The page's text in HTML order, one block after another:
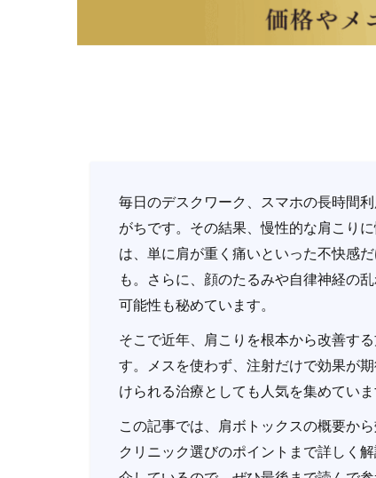
毎日のデスクワーク、スマホの長時間
がちです。その結果、慢性的な肩こり
は、単に肩が重く痛いといった不快感
も。さらに、顔のたるみや自律神経の
可能性も秘めています。
そこで近年、肩こりを根本から改善す
す。メスを使わず、注射だけで効果が
けられる治療としても人気を集めていま
この記事では、肩ボトックスの概要か
クリニック選びのポイントまで詳しく